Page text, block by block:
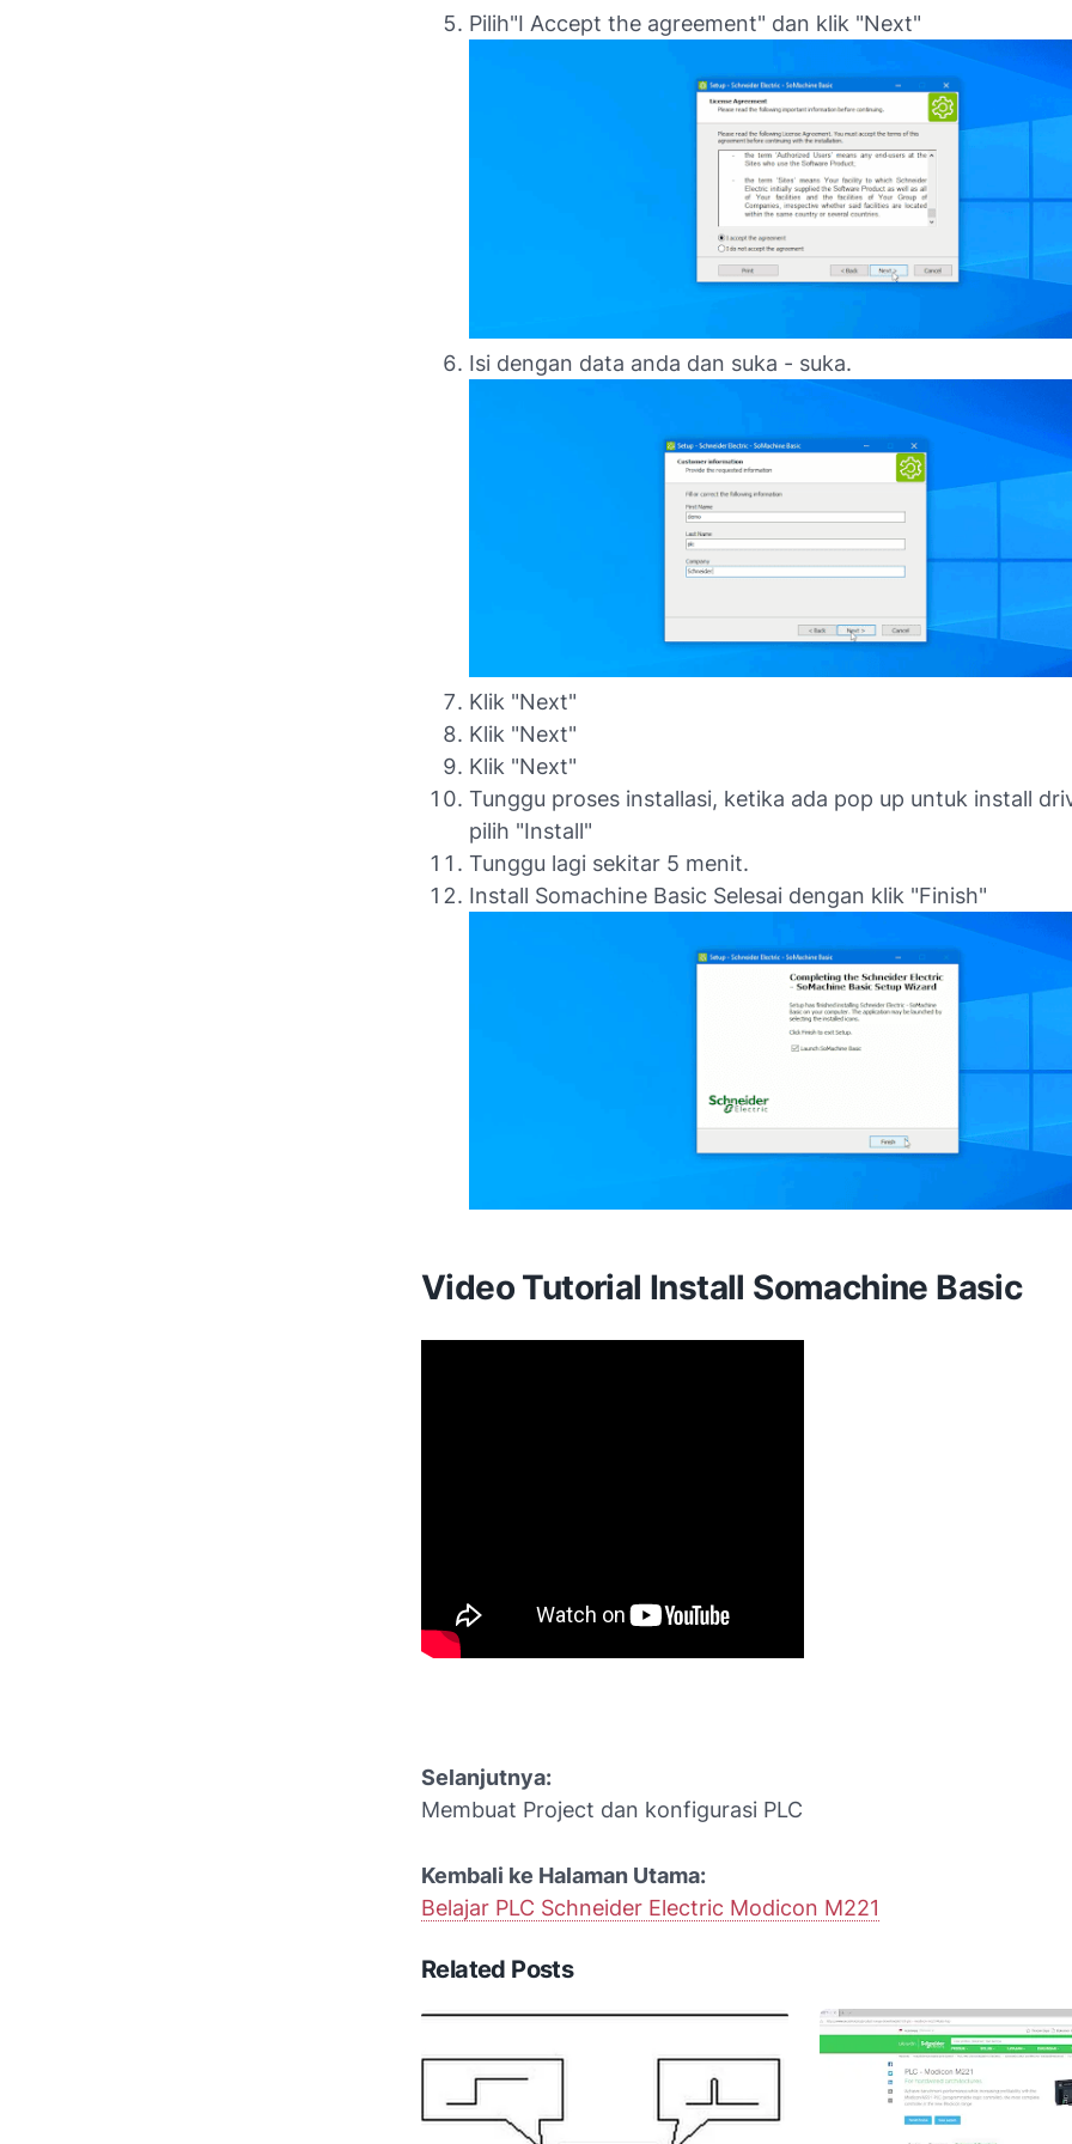
Pilih"I Accept the agreement" dan klik "Next"
Isi dengan data anda dan suka - suka.
Klik "Next"
Klik "Next"
Klik "Next"
Tunggu proses installasi, ketika ada pop up untuk install
pilih "Install"
Tunggu lagi sekitar 5 menit.
Install Somachine Basic Selesai dengan klik "Finish"
Video Tutorial Install Somachine Basic
Selanjutnya:
Membuat Project dan konfigurasi PLC
Kembali ke Halaman Utama:
Belajar PLC Schneider Electric Modicon M221
Related Posts